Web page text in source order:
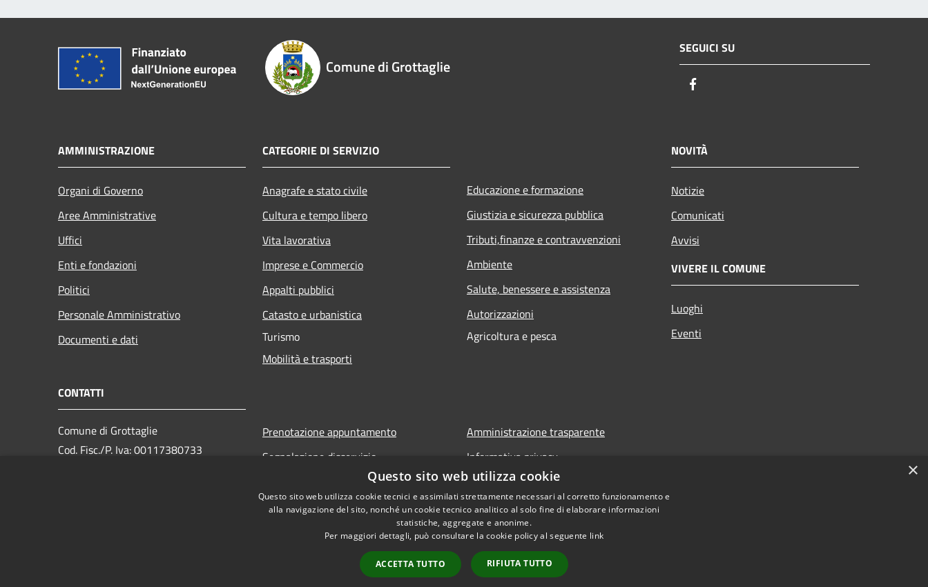
Comune di Grottaglie
SEGUICI SU
AMMINISTRAZIONE
Organi di Governo
Aree Amministrative
Uffici
Enti e fondazioni
Politici
Personale Amministrativo
Documenti e dati
CATEGORIE DI SERVIZIO
Anagrafe e stato civile
Cultura e tempo libero
Vita lavorativa
Imprese e Commercio
Appalti pubblici
Catasto e urbanistica
Turismo
Mobilità e trasporti
Educazione e formazione
Giustizia e sicurezza pubblica
Tributi,finanze e contravvenzioni
Ambiente
Salute, benessere e assistenza
Autorizzazioni
Agricoltura e pesca
NOVITÀ
Notizie
Comunicati
Avvisi
VIVERE IL COMUNE
Luoghi
Eventi
CONTATTI
Comune di Grottaglie
Cod. Fisc./P. Iva: 00117380733
Prenotazione appuntamento
Segnalazione disservizio
Richiesta assistenza
Amministrazione trasparente
Informativa privacy
Note legali
Dichiarazione di accessibilità
×
Questo sito web utilizza cookie
Questo sito web utilizza cookie tecnici e assimilati strettamente necessari al corretto funzionamento e
alla navigazione del sito, nonché un cookie tecnico analitico al solo fine di elaborare informazioni
statistiche, aggregate e anonime.
Per maggiori dettagli, può consultare la cookie policy al seguente link
ACCETTA TUTTO RIFIUTA TUTTO